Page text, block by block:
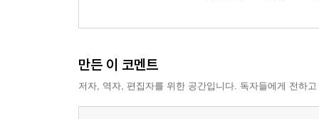
만든 이 코멘트
저자, 역자, 편집자를 위한 공간입니다. 독자들에게 전하